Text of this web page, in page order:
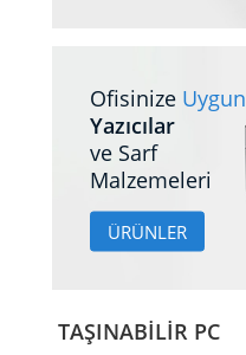
Ofisinize Uygun
Yazıcılar
ve Sarf
Malzemeleri
ÜRÜNLER
TAŞINABILIR PC